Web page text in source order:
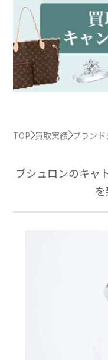
TOP 買取実績 ブランド
ブシュロンのキャ